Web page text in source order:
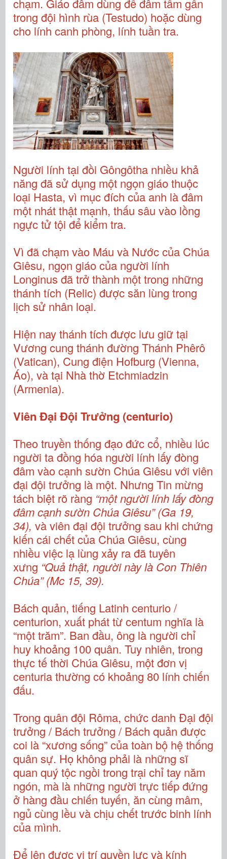
chạm. Giáo đâm dùng để đâm tầm gần
trong đội hình rùa (Testudo) hoặc dùng
cho lính canh phòng, lính tuần tra.
Người lính tại đồi Gôngôtha nhiều khả
năng đã sử dụng một ngọn giáo thuộc
loại Hasta, vì mục đích của anh là đâm
một nhát thật mạnh, thấu sâu vào lồng
ngực tử tội để kiểm tra.
Vì đã chạm vào Máu và Nước của Chúa
Giêsu, ngọn giáo của người lính
Longinus đã trở thành một trong những
thánh tích (Relic) được săn lùng trong
lịch sử nhân loại.
Hiện nay thánh tích được lưu giữ tại
Vương cung thánh đường Thánh Phêrô
(Vatican), Cung điện Hofburg (Vienna,
Áo), và tại Nhà thờ Etchmiadzin
(Armenia).
Viên Đại Đội Trưởng (centurio)
Theo truyền thống đạo đức cổ, nhiều lúc
người ta đồng hóa người lính lấy đòng
đâm vào cạnh sườn Chúa Giêsu với viên
đại đội trưởng là một. Nhưng Tin mừng
tách biệt rõ ràng “một người lính lấy đòng
đâm cạnh sườn Chúa Giêsu” (Ga 19,
34), và viên đại đội trưởng sau khi chứng
kiến cái chết của Chúa Giêsu, cùng
nhiều việc lạ lùng xảy ra đã tuyên
xưng “Quả thật, người này là Con Thiên
Chúa” (Mc 15, 39).
Bách quản, tiếng Latinh centurio /
centurion, xuất phát từ centum nghĩa là
“một trăm”. Ban đầu, ông là người chỉ
huy khoảng 100 quân. Tuy nhiên, trong
thực tế thời Chúa Giêsu, một đơn vị
centuria thường có khoảng 80 lính chiến
đấu.
Trong quân đội Rôma, chức danh Đại đội
trưởng / Bách trưởng / Bách quản được
coi là “xương sống” của toàn bộ hệ thống
quân sự. Họ không phải là những sĩ
quan quý tộc ngồi trong trại chỉ tay năm
ngón, mà là những người trực tiếp đứng
ở hàng đầu chiến tuyến, ăn cùng mâm,
ngủ cùng lều và chịu chết trước binh lính
của mình.
Để lên được vị trí quyền lực và kính